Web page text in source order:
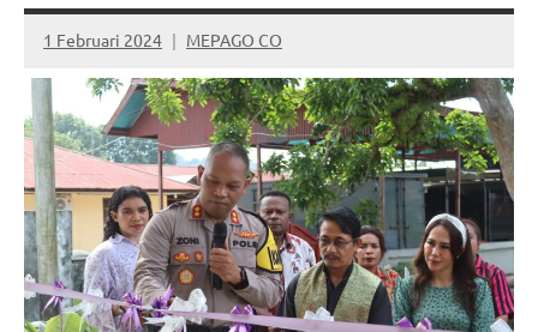
1 Februari 2024 MEPAGO CO
No
comments